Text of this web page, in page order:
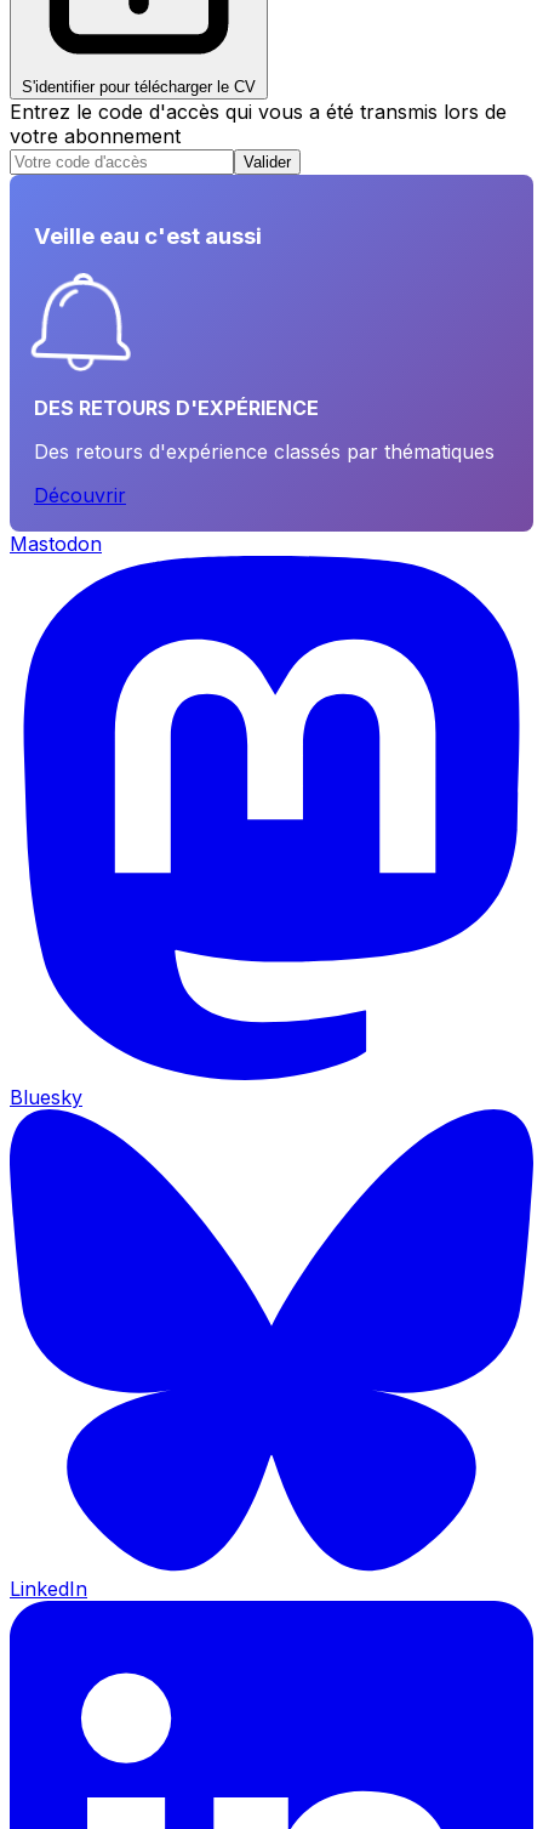
S'identifier pour télécharger le CV
Entrez le code d'accès qui vous a été transmis lors de
votre abonnement
Valider
Veille eau c'est aussi
DES RETOURS D'EXPÉRIENCE
Des retours d'expérience classés par thématiques
Découvrir
Mastodon
Bluesky
LinkedIn